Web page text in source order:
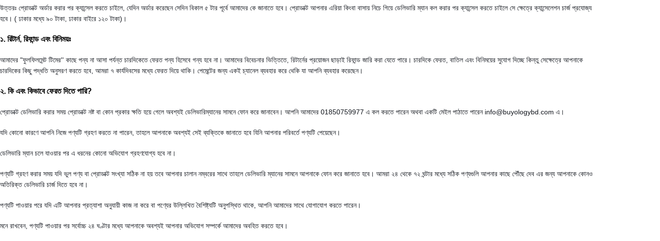
উত্তরঃ প্রোডাক্ট অর্ডার করার পর ক্যান্সেল করতে চাইলে, যেদিন অর্ডার করেছেন সেদিন বিকাল ৫ টার পূর্বে আমাদের কে জানাতে হবে। প্রোডাক্ট আপনার এরিয়া কিংবা বাসায় নিচে গিয়ে ডেলিভারি ম্যান কল করার পর ক্যান্সেল করতে চাইলে সে ক্ষেত্রে ক্যান্সেলেশন চার্জ প্রযোজ্য
হবে। ( ঢাকার মধ্যে ৯০ টাকা, ঢাকার বাইরে ১২০ টাকা)।
১. রিটার্ন, রিফান্ড এবং বিনিময়ঃ
আমাদের "ফুলফিলমেন্ট টিমের'' কাছে পন্য না আসা পর্যন্ত চারদিকেতে ফেরত পন্য হিসেবে গন্য হবে না। আমাদের বিবেচনার ভিত্তিতে, রিটার্নের প্রয়োজন ছাড়াই রিফান্ড জারি করা যেতে পারে। চারদিকে ফেরত, বাতিল এবং বিনিময়ের সুযোগ দিচ্ছে কিন্তু সেক্ষেত্রে আপনাকে
চারদিকের কিছু পদ্ধতি অনুসরণ করতে হবে, আমরা ৭ কার্যদিবসের মধ্যে ফেরত দিয়ে থাকি। পেমেন্টের জন্য একই চ্যানেল ব্যবহার করে থেকি যা আপনি ব্যবহার করেছেন।
২. কি এবং কিভাবে ফেরত দিতে পারি?
প্রোডাক্ট ডেলিভারি করার সময় প্রোডাক্ট নষ্ট বা কোন প্রকার ক্ষতি হয়ে গেলে অবশ্যই ডেলিভারিম্যানের সামনে ফোন করে জানাবেন। আপনি আমাদের 01850759977 এ কল করতে পারেন অথবা একটি মেইল পাঠাতে পারেন info@buyologybd.com এ।
যদি কোনো কারণে আপনি নিজে পণ্যটি গ্রহণ করতে না পারেন, তাহলে আপনাকে অবশ্যই সেই ব্যক্তিকে জানাতে হবে যিনি আপনার পরিবর্তে পণ্যটি পেয়েছেন।
ডেলিভারি ম্যান চলে যাওয়ার পর এ ধরনের কোনো অভিযোগ গ্রহণযোগ্য হবে না।
পণ্যটি গ্রহণ করার সময় যদি ভুল পণ্য বা প্রোডাক্ট সংখ্যা সঠিক না হয় তবে আপনার চালান নম্বরের সাথে তাহলে ডেলিভারি ম্যানের সামনে আপনাকে ফোন করে জানাতে হবে। আমরা ২৪ থেকে ৭২ ঘন্টার মধ্যে সঠিক পণ্যগুলি আপনার কাছে পৌঁছে দেব এর জন্য আপনাকে কোনও
অতিরিক্ত ডেলিভারি চার্জ দিতে হবে না।
পণ্যটি পাওয়ার পরে যদি এটি আপনার প্রত্যাশা অনুযায়ী কাজ না করে বা পণ্যের উল্লিখিত বৈশিষ্ট্যটি অনুপস্থিত থাকে, আপনি আমাদের সাথে যোগাযোগ করতে পারেন।
মনে রাখবেন, পণ্যটি পাওয়ার পর সর্বোচ্চ ২৪ ঘণ্টার মধ্যে আপনাকে অবশ্যই আপনার অভিযোগ সম্পর্কে আমাদের অবহিত করতে হবে।